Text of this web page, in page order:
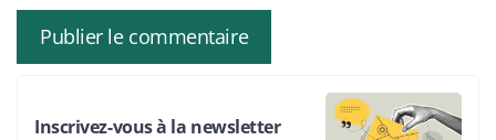
Inscrivez-vous à la newsletter